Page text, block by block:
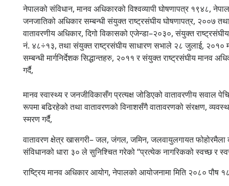
नेपालको संविधान, मानव अधिकारको विश्वव्यापी घोषणापत्र १९४८,
जनजातिको अधिकार सम्बन्धी संयुक्त राष्ट्रसंघीय घोषणापत्र, २००७
वातावरणीय अधिकार, दिगो विकासको एजेन्डा–२०३०, संयुक्त
नं. ४८÷१३, तथा संयुक्त राष्ट्रसंघीय साधारण सभाले २८ जुलाई, २०१०
सम्बन्धी मार्गनिर्देशक सिद्धान्तहरु, २०११ र संयुक्त राष्ट्रसंघीय मानव
गर्दै,
मानव स्वास्थ्य र जनजीविकासँग प्रत्यक्ष जोडिएको वातावरणीय सवाल
रूपमा बढिरहेको तथा वातावरणको विनाशसँगै वातावरणको संरक्षण,
स्मरण गर्दै,
वातावरण क्षेत्र खासगरी– जल, जंगल, जमिन, जलवायुलगायत फोहोरमैला
संविधानको धारा ३० ले सुनिश्चित गरेको “प्रत्येक नागरिकको स्वच्छ र
राष्ट्रिय मानव अधिकार आयोग, नेपालको आयोजनामा मिति २०८० पौष